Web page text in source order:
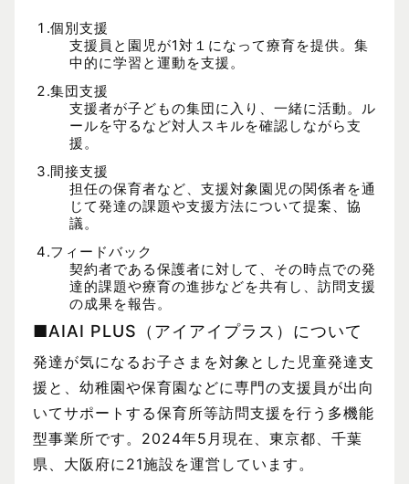
個別支援
支援員と園児が1対１になって療育を提供。集
中的に学習と運動を支援。
集団支援
支援者が子どもの集団に入り、一緒に活動。ル
ールを守るなど対人スキルを確認しながら支
援。
間接支援
担任の保育者など、支援対象園児の関係者を通
じて発達の課題や支援方法について提案、協
議。
フィードバック
契約者である保護者に対して、その時点での発
達的課題や療育の進捗などを共有し、訪問支援
の成果を報告。
■AIAI PLUS（アイアイプラス）について
発達が気になるお子さまを対象とした児童発達支
援と、幼稚園や保育園などに専門の支援員が出向
いてサポートする保育所等訪問支援を行う多機能
型事業所です。2024年5月現在、東京都、千葉
県、大阪府に21施設を運営しています。